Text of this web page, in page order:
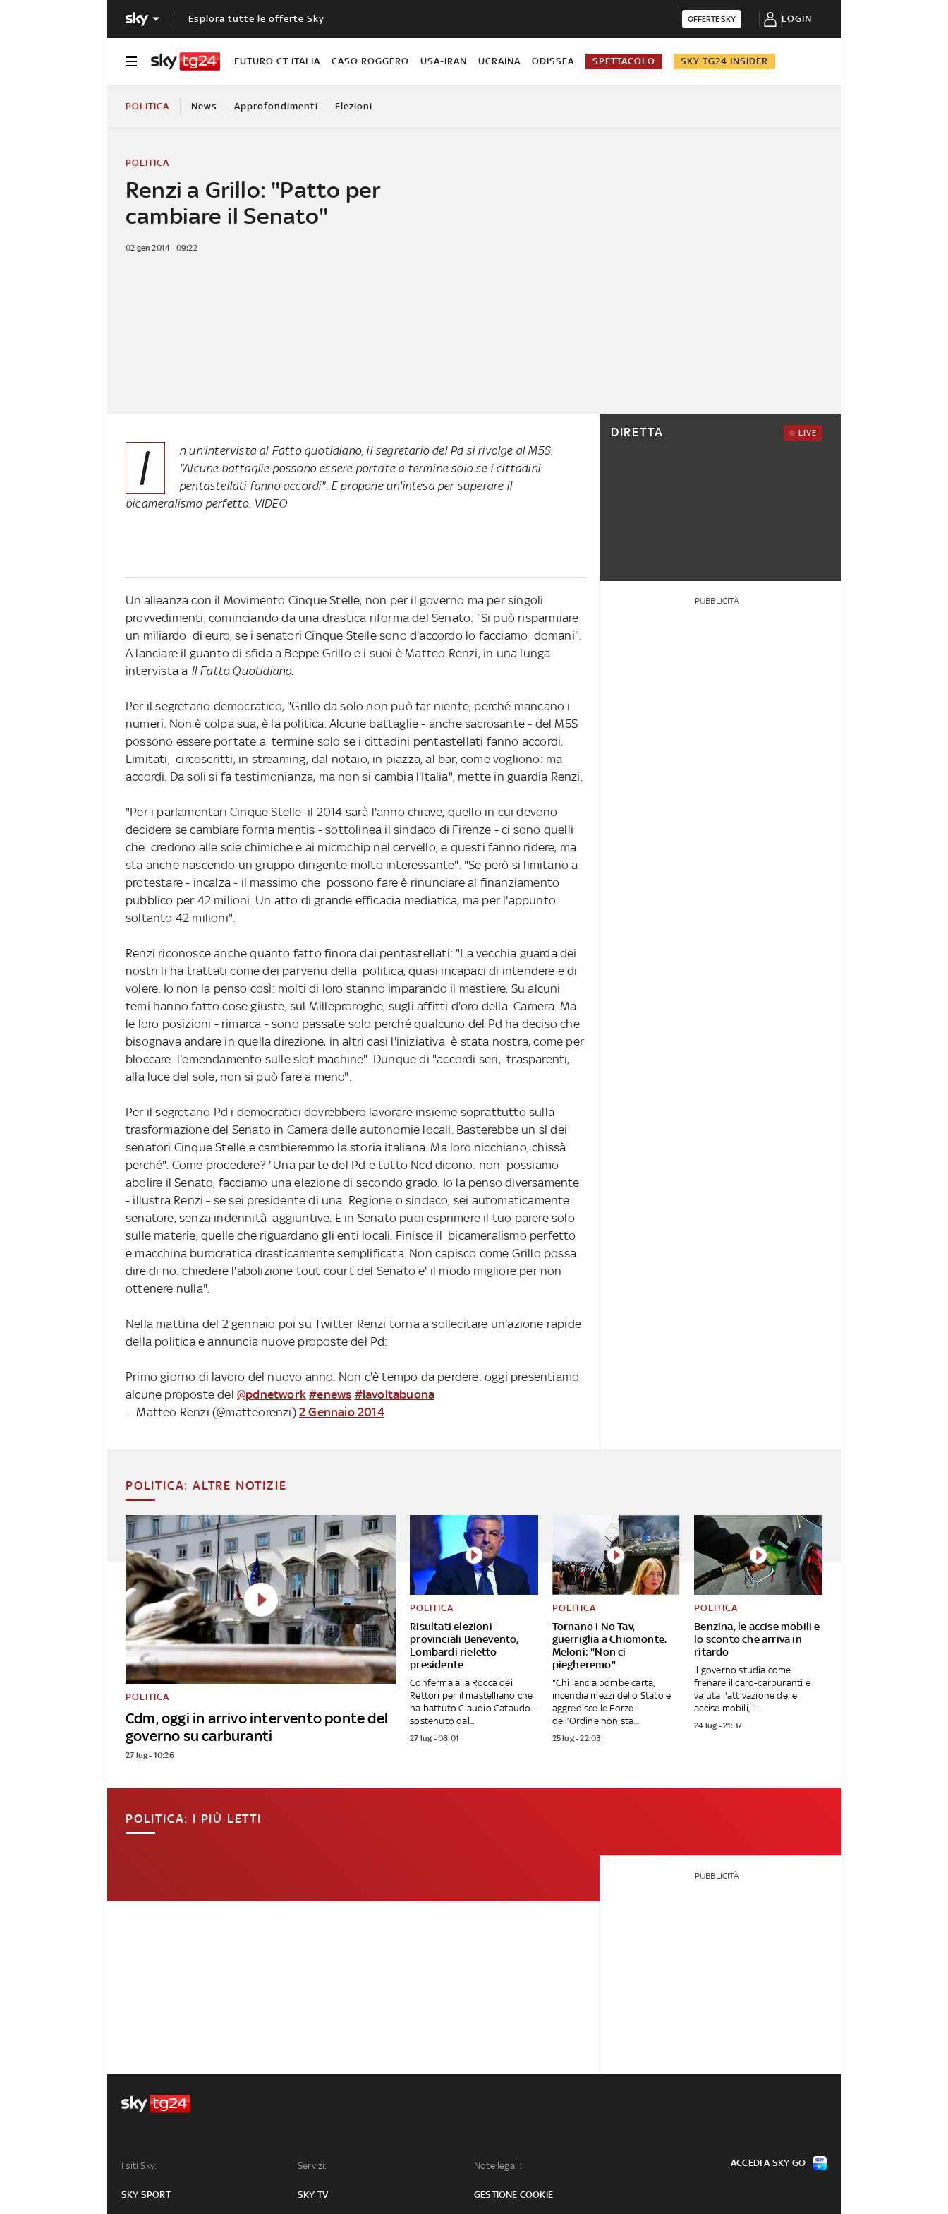
Esplora tutte le offerte Sky OFFERTE SKY LOGIN
FUTURO CT ITALIA CASO ROGGERO USA-IRAN UCRAINA ODISSEA SPETTACOLO SKY TG24 INSIDER
POLITICA News Approfondimenti Elezioni
Renzi a Grillo: "Patto per
cambiare il Senato"
POLITICA
02 gen 2014 - 09:22
I n un'intervista alFatto quotidiano, il segretario del Pd si rivolge al M5S:
"Alcune battaglie possono essere portate a termine solo se i cittadini
pentastellati fanno accordi". E propone un'intesa per superare il
bicameralismo perfetto. VIDEO
Un'alleanza con il Movimento Cinque Stelle, non per il governo ma per singoli
provvedimenti, cominciando da una drastica riforma del Senato: "Si può risparmiare
un miliardo di euro, se i senatori Cinque Stelle sono d'accordo lo facciamo domani".
A lanciare il guanto di sfida a Beppe Grillo e i suoi è Matteo Renzi, in una lunga
intervista a Il Fatto Quotidiano.
Per il segretario democratico, "Grillo da solo non può far niente, perché mancano i
numeri. Non è colpa sua, è la politica. Alcune battaglie - anche sacrosante - del M5S
possono essere portate a termine solo se i cittadini pentastellati fanno accordi.
Limitati, circoscritti, in streaming, dal notaio, in piazza, al bar, come vogliono: ma
accordi. Da soli si fa testimonianza, ma non si cambia l'Italia", mette in guardia Renzi.
"Per i parlamentari Cinque Stelle il 2014 sarà l'anno chiave, quello in cui devono
decidere se cambiare forma mentis - sottolinea il sindaco di Firenze - ci sono quelli
che credono alle scie chimiche e ai microchip nel cervello, e questi fanno ridere, ma
sta anche nascendo un gruppo dirigente molto interessante". "Se però si limitano a
protestare - incalza - il massimo che possono fare è rinunciare al finanziamento
pubblico per 42 milioni. Un atto di grande efficacia mediatica, ma per l'appunto
soltanto 42 milioni".
Renzi riconosce anche quanto fatto finora dai pentastellati: "La vecchia guarda dei
nostri li ha trattati come dei parvenu della politica, quasi incapaci di intendere e di
volere. Io non la penso così: molti di loro stanno imparando il mestiere. Su alcuni
temi hanno fatto cose giuste, sul Milleproroghe, sugli affitti d'oro della Camera. Ma
le loro posizioni - rimarca - sono passate solo perché qualcuno del Pd ha deciso che
bisognava andare in quella direzione, in altri casi l'iniziativa è stata nostra, come per
bloccare l'emendamento sulle slot machine". Dunque di "accordi seri, trasparenti,
alla luce del sole, non si può fare a meno".
Per il segretario Pd i democratici dovrebbero lavorare insieme soprattutto sulla
trasformazione del Senato in Camera delle autonomie locali. Basterebbe un sì dei
senatori Cinque Stelle e cambieremmo la storia italiana. Ma loro nicchiano, chissà
perché". Come procedere? "Una parte del Pd e tutto Ncd dicono: non possiamo
abolire il Senato, facciamo una elezione di secondo grado. Io la penso diversamente
- illustra Renzi - se sei presidente di una Regione o sindaco, sei automaticamente
senatore, senza indennità aggiuntive. E in Senato puoi esprimere il tuo parere solo
sulle materie, quelle che riguardano gli enti locali. Finisce il bicameralismo perfetto
e macchina burocratica drasticamente semplificata. Non capisco come Grillo possa
dire di no: chiedere l'abolizione tout court del Senato e' il modo migliore per non
ottenere nulla".
Nella mattina del 2 gennaio poi su Twitter Renzi torna a sollecitare un'azione rapide
della politica e annuncia nuove proposte del Pd:
Primo giorno di lavoro del nuovo anno. Non c'è tempo da perdere: oggi presentiamo
alcune proposte del @pdnetwork #enews #lavoltabuona
— Matteo Renzi (@matteorenzi) 2 Gennaio 2014
DIRETTA LIVE
PUBBLICITÀ
POLITICA: ALTRE NOTIZIE
Cdm, oggi in arrivo intervento ponte del
governo su carburanti
POLITICA
27 lug - 10:26
Risultati elezioni
provinciali Benevento,
Lombardi rieletto
presidente
POLITICA
Conferma alla Rocca dei
Rettori per il mastelliano che
ha battuto Claudio Cataudo -
sostenuto dal...
27 lug - 08:01
Tornano i No Tav,
guerriglia a Chiomonte.
Meloni: "Non ci
piegheremo"
POLITICA
"Chi lancia bombe carta,
incendia mezzi dello Stato e
aggredisce le Forze
dell’Ordine non sta...
25 lug - 22:03
Benzina, le accise mobili e
lo sconto che arriva in
ritardo
POLITICA
Il governo studia come
frenare il caro-carburanti e
valuta l'attivazione delle
accise mobili, il...
24 lug - 21:37
POLITICA: I PIÙ LETTI
PUBBLICITÀ
I siti Sky:
SKY SPORT
Servizi:
SKY TV
Note legali:
GESTIONE COOKIE
ACCEDI A SKY GO